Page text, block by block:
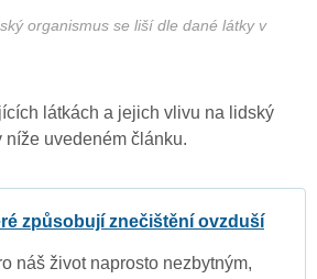
organismus se liší dle dané látky v
látkách a jejich vlivu na lidský
uvedeném článku.
způsobují znečištění ovzduší
náš život naprosto nezbytným,